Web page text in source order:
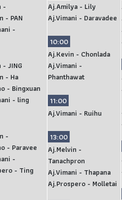
-
- PAN
-
JING
- Ha
- Bingxuan
- ling
-
- Paravee
-
- Ting
Aj.Amilya - Lily
Aj.Vimani - Daravadee
10:00
Aj.Kevin - Chonlada
Aj.Vimani -
Phanthawat
11:00
Aj.Vimani - Ruihu
13:00
Aj.Melvin -
Tanachpron
Aj.Vimani - Thapana
Aj.Prospero - Molletai